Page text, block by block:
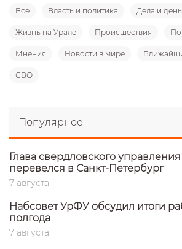
Все Власть и политика Дела и
Жизнь на Урале Происшествия
Мнения Новости в мире
СВО
Популярное
Глава свердловского
перевелся в Санкт-Петербург
7 августа
Набсовет УрФУ обсудил итоги
полгода
7 августа